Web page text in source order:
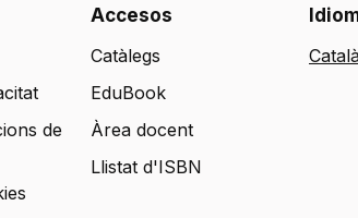
de
Accesos
Catàlegs
EduBook
Àrea docent
Llistat d'ISBN